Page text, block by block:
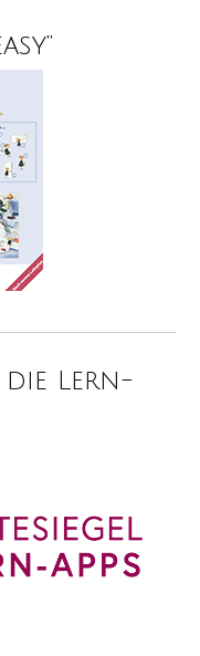
Lern-